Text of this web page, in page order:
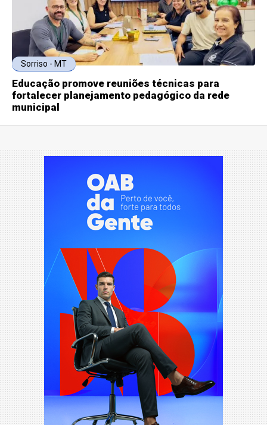
Sorriso - MT
Educação promove reuniões técnicas para
fortalecer planejamento pedagógico da rede
municipal